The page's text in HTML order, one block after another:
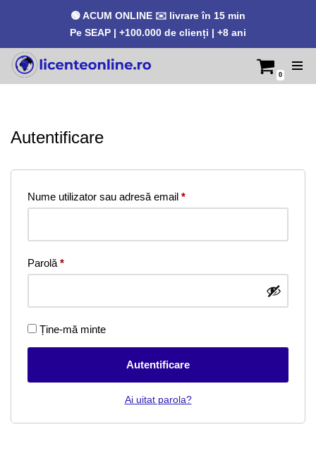
🟢 ACUM ONLINE ✉️ livrare în 15 min
Pe SEAP | +100.000 de clienți | +8 ani
Sari
0
Autentificare
Nume utilizator sau adresă email *
Parolă *
Ține-mă minte
Autentificare
Ai uitat parola?